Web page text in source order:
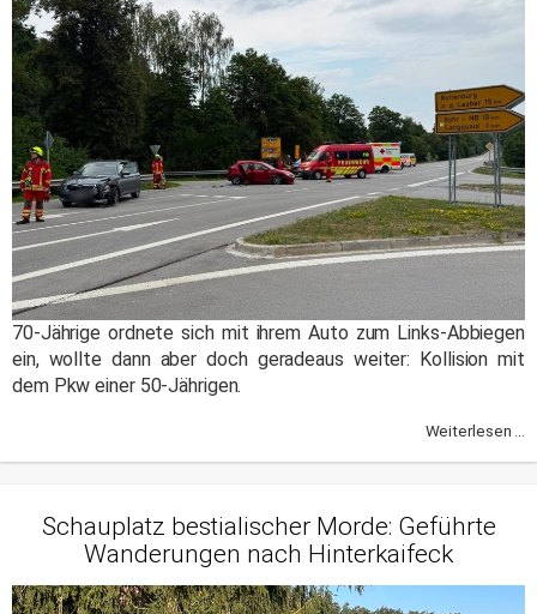
70-Jährige ordnete sich mit ihrem Auto zum Links-Abbiegen
ein, wollte dann aber doch geradeaus weiter: Kollision mit
dem Pkw einer 50-Jährigen.
Weiterlesen ...
Schauplatz bestialischer Morde: Geführte
Wanderungen nach Hinterkaifeck